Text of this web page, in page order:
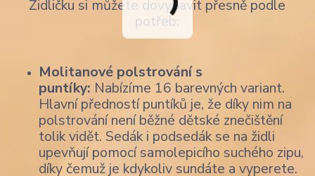
Židličku si můžete dovybavit přesně podle
potřeb:
Molitanové polstrování s
puntíky: Nabízíme 16 barevných variant.
Hlavní předností puntíků je, že díky nim na
polstrování není běžné dětské znečištění
tolik vidět. Sedák i podsedák se na židli
upevňují pomocí samolepicího suchého zipu,
díky čemuž je kdykoliv sundáte a vyperete.